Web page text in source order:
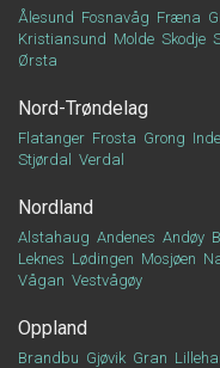
Ålesund Fosnavåg Fræna
Kristiansund Molde Skodje
Ørsta
Nord-Trøndelag
Flatanger Frosta Grong
Stjørdal
Verdal
Nordland
Alstahaug Andenes Andøy
Leknes Lødingen Mosjøen
Vågan Vestvågøy
Oppland
Brandbu Gjøvik Gran